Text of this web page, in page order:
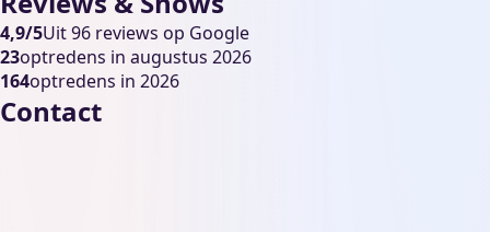
4,9/5Uit 96 reviews op Google
23optredens in augustus 2026
164optredens in 2026
Contact